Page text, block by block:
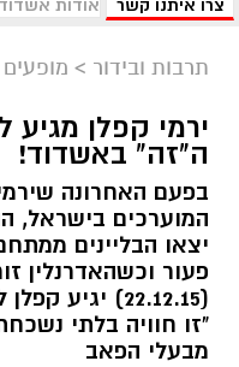
צרו איתנו קשר
אודות
תרבות ובידור > מופעים
ירמי קפלן
ה"זה" באשדוד!
בפעם האחרונה
המוערכים בישראל,
יצאו הבליינים
פעור וכשהאדרנלין
(22.12.15)
"זו חוויה בלתי
מבעלי הפאב